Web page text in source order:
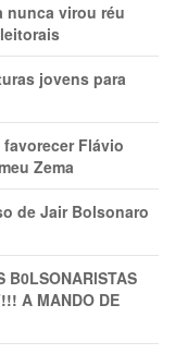
nunca virou réu
jovens para
Flávio
Zema
de Jair Bolsonaro
B0LSONARlSTAS
A MANDO DE